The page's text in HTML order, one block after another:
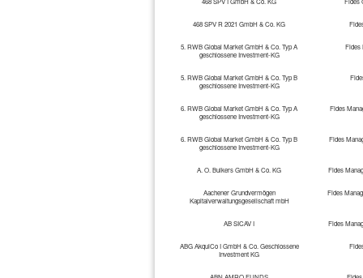
468 SPV R 2021 GmbH & Co. KG
5. RWB Global Market GmbH & Co. Typ A
geschlossene Investment-KG
Fides
5. RWB Global Market GmbH & Co. Typ B
geschlossene Investment-KG
6. RWB Global Market GmbH & Co. Typ A
geschlossene Investment-KG
Fides
6. RWB Global Market GmbH & Co. Typ B
geschlossene Investment-KG
Fides
A. O. Bulkers GmbH & Co. KG Fides
Aachener Grundvermögen
Kapitalverwaltungsgesellschaft mbH
Fides
AB SICAV I Fides
ABG AkquiCo I GmbH & Co. Geschlossene
Investment KG